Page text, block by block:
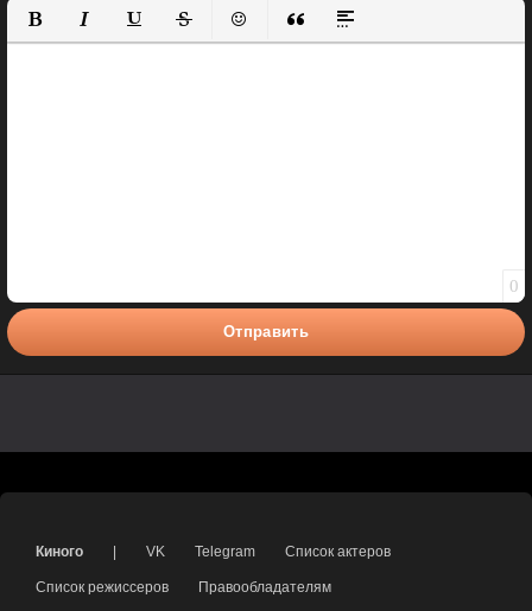
Полужирный
КурсивПодчеркнутый
ЗачеркнутыйВставить смайлик
Вставка цитаты
Вставка спойлера
0
Отправить
Киного | VK Telegram Список актеров
Список режиссеров Правообладателям